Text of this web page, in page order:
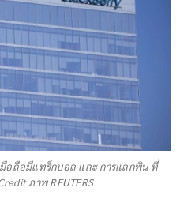
อถือมีแทร็กบอล และ การแลกพิน ที่
ภาพ REUTERS